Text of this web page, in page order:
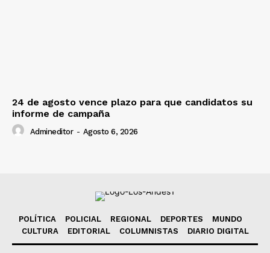
24 de agosto vence plazo para que candidatos su
informe de campaña
Admineditor - Agosto 6, 2026
POLÍTICA POLICIAL REGIONAL DEPORTES
MUNDO
CULTURA
EDITORIAL COLUMNISTAS DIARIO DIGITAL